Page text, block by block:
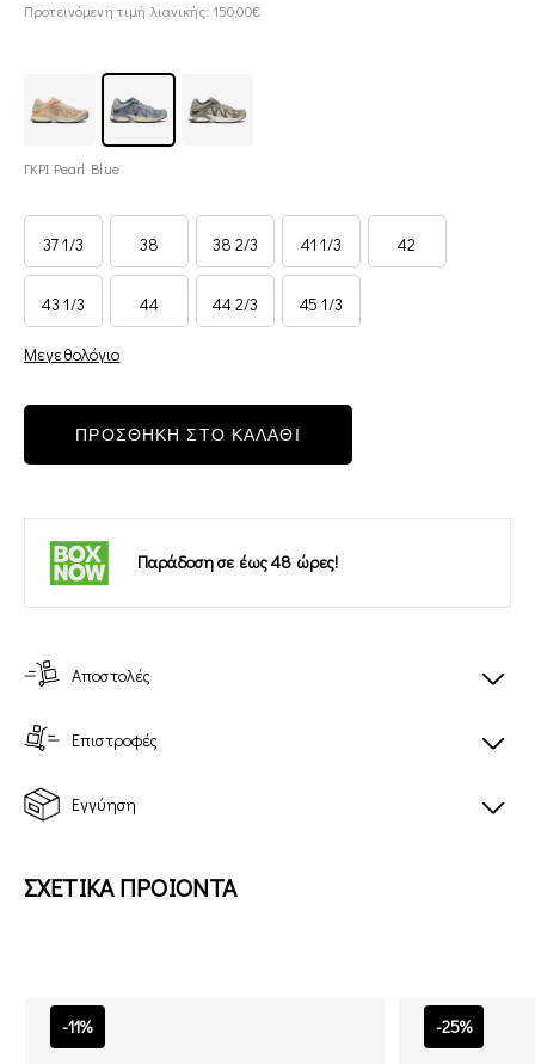
Προτεινόμενη τιμή λιανικής: 150,00€
ΓΚΡΙ Pearl Blue
37 1/3 38 38 2/3 41 1/3 42
43 1/3 44 44 2/3 45 1/3
Μεγεθολόγιο
ΠΡΟΣΘΗΚΗ ΣΤΟ ΚΑΛΑΘΙ
Παράδοση σε έως 48 ώρες!
Αποστολές
Επιστροφές
Εγγύηση
ΣΧΕΤΙΚΑ ΠΡΟΙΟΝΤΑ
-11% -25%